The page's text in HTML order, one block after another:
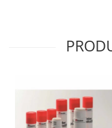
Anatomie
Comunicare
Dezvoltare timpurie